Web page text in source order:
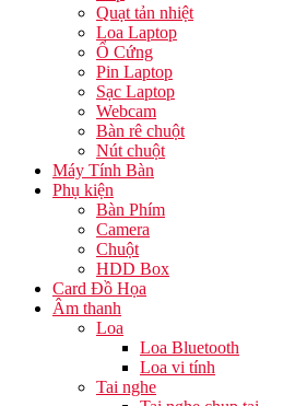
Quạt tản nhiệt
Loa Laptop
Ổ Cứng
Pin Laptop
Sạc Laptop
Webcam
Bàn rê chuột
Nút chuột
Máy Tính Bàn
Phụ kiện
Bàn Phím
Camera
Chuột
HDD Box
Card Đồ Họa
Âm thanh
Loa
Loa Bluetooth
Loa vi tính
Tai nghe